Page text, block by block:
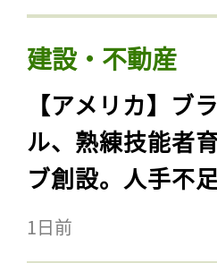
建設・不動産
【アメリカ】ブ
ル、熟練技能者
ブ創設。人手不
1日前